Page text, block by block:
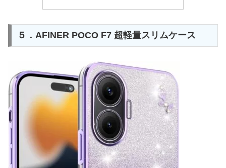
５．AFINER POCO F7 超軽量スリムケース